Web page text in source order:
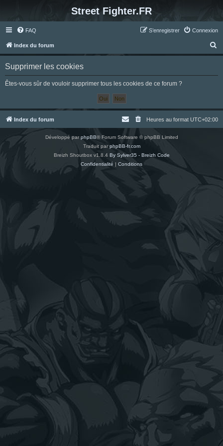
Street Fighter.FR
FAQ Connexion
S’enregistrer
Index du forum
e
h
Supprimer les cookies
Êtes-vous sûr de vouloir supprimer tous les cookies de ce forum ?
Index du forum Heures au format UTC+02:00
Développé parphpBB® Forum Software © phpBB Limited
Traduit parphpBB-fr.com
Breizh Shoutbox v1.8.4 By Sylver35 - Breizh Code
Confidentialité | Conditions